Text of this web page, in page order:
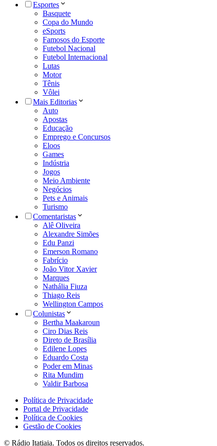
Esportes
Basquete
Copa do Mundo
eSports
Famosos do Esporte
Futebol Nacional
Futebol Internacional
Lutas
Motor
Tênis
Vôlei
Mais Editorias
Auto
Apostas
Educação
Emprego e Concursos
Eloos
Games
Indústria
Jogos
Meio Ambiente
Negócios
Pets e Animais
Turismo
Comentaristas
Alê Oliveira
Alexandre Simões
Edu Panzi
Emerson Romano
Fabrício
João Vitor Xavier
Marques
Nathália Fiuza
Thiago Reis
Wellington Campos
Colunistas
Bertha Maakaroun
Ciro Dias Reis
Direto de Brasília
Edilene Lopes
Eduardo Costa
Poder em Minas
Rita Mundim
Valdir Barbosa
Política de Privacidade
Portal de Privacidade
Política de Cookies
Gestão de Cookies
© Rádio Itatiaia. Todos os direitos reservados.